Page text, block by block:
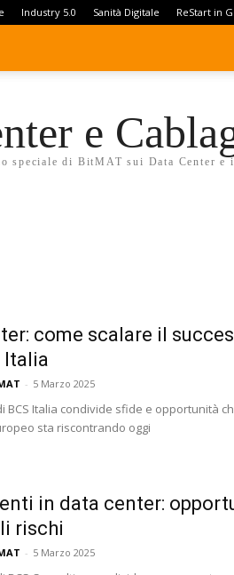
Industry 5.0 Sanità Digitale ReStart in
e
speciale di BitMAT sui Data Center e
come scalare il
Italia
- 5 Marzo 2025
BCS Italia condivide sfide e opportunità
sta riscontrando oggi
in data center:
rischi
- 5 Marzo 2025